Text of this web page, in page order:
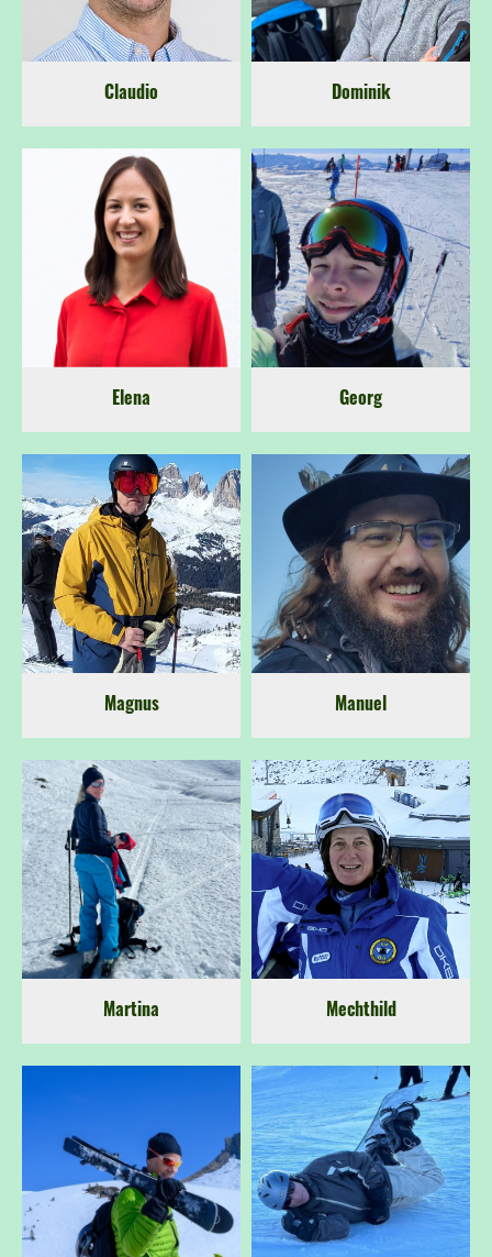
Claudio Dominik
Elena Georg
Magnus Manuel
Martina Mechthild